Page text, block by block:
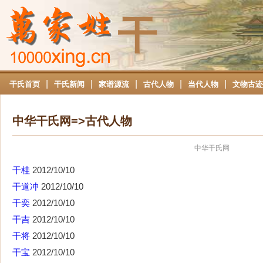
干
干氏首页 干氏新闻 家谱源流 古代人物 当代人物 文物古迹
中华干氏网=>古代人物
中华干氏网
干桂 2012/10/10
干道冲 2012/10/10
干奕 2012/10/10
干吉 2012/10/10
干将 2012/10/10
干宝 2012/10/10